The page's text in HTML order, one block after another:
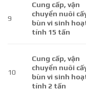
9
Cung cấp, vận
chuyển nuôi
bùn vi sinh
tính 15 tấn
10
Cung cấp, vận
chuyển nuôi
bùn vi sinh
tính 2 tấn